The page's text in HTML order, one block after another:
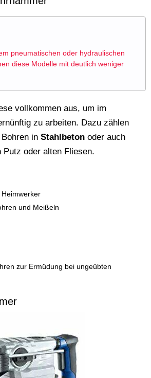
pneumatischen oder hydraulischen
diese Modelle mit deutlich weniger
vollkommen aus, um im
zu arbeiten. Dazu zählen
in Stahlbeton oder auch
Putz oder alten Fliesen.
und Meißeln
zur Ermüdung bei ungeübten